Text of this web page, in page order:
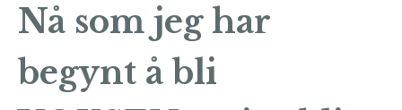
Nå som jeg har
begynt å bli